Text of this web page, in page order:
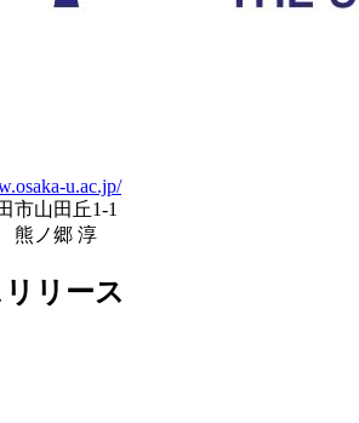
u.ac.jp/
市山田丘1-1
熊ノ郷 淳
リース